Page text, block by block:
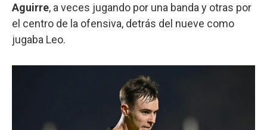
Aguirre, a veces jugando por una banda y otras por
el centro de la ofensiva, detrás del nueve como
jugaba Leo.